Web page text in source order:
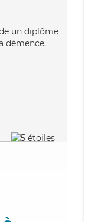
un diplôme
démence,